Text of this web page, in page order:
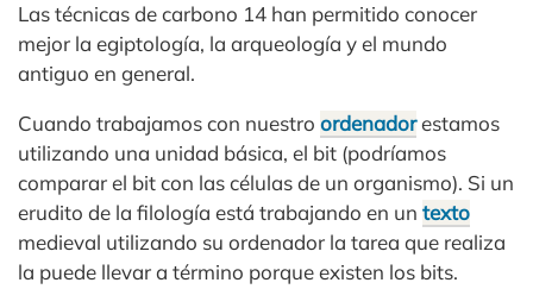
Las técnicas de carbono 14 han permitido conocer
mejor la egiptología, la arqueología y el mundo
antiguo en general.
Cuando trabajamos con nuestro ordenadorestamos
utilizando una unidad básica, el bit (podríamos
comparar el bit con las células de un organismo). Si un
erudito de la filología está trabajando en un texto
medieval utilizando su ordenador la tarea que realiza
la puede llevar a término porque existen los bits.